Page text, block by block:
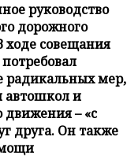
руководство
дорожного
совещания
мер,
автошкол и
движения – «с
друга. Он также